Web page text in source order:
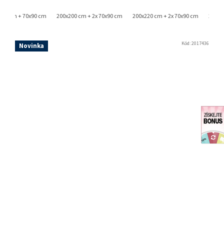
cm + 70x90 cm 200x200 cm + 2x 70x90 cm 200x220 cm + 2x 70x90 cm
Novinka Kód:2017436